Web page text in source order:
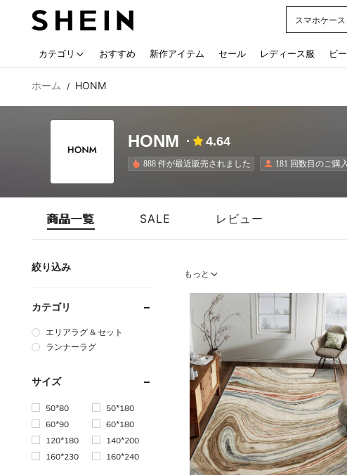
スマホケース
カテゴリ おすすめ 新作アイテム セール レディース服 ビ
ホーム / HONM
HONM 4.64
888 件が最近販売されました 181 回数目のご購入
商品一覧 SALE レビュー
絞り込み
カテゴリ
エリアラグ & セット
ランナーラグ
サイズ
50*80
50*180
60*90
60*180
120*180
140*200
160*230
160*240
もっと